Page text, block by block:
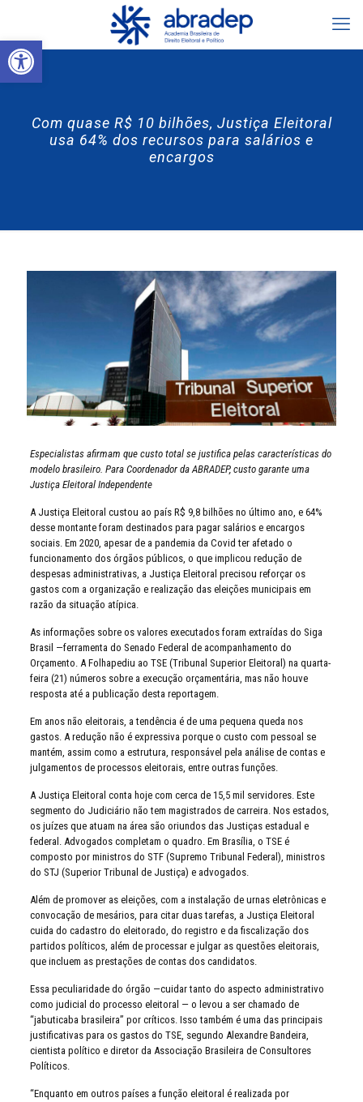
Abrir a barra de ferramentas
Com quase R$ 10 bilhões, Justiça Eleitoral
usa 64% dos recursos para salários e
encargos
Especialistas afirmam que custo total se justifica pelas características do
modelo brasileiro. Para Coordenador da ABRADEP, custo garante uma
Justiça Eleitoral Independente
A Justiça Eleitoral custou ao país R$ 9,8 bilhões no último ano, e 64%
desse montante foram destinados para pagar salários e encargos
sociais. Em 2020, apesar de a pandemia da Covid ter afetado o
funcionamento dos órgãos públicos, o que implicou redução de
despesas administrativas, a Justiça Eleitoral precisou reforçar os
gastos com a organização e realização das eleições municipais em
razão da situação atípica.
As informações sobre os valores executados foram extraídas do Siga
Brasil —ferramenta do Senado Federal de acompanhamento do
Orçamento. A Folhapediu ao TSE (Tribunal Superior Eleitoral) na quarta-
feira (21) números sobre a execução orçamentária, mas não houve
resposta até a publicação desta reportagem.
Em anos não eleitorais, a tendência é de uma pequena queda nos
gastos. A redução não é expressiva porque o custo com pessoal se
mantém, assim como a estrutura, responsável pela análise de contas e
julgamentos de processos eleitorais, entre outras funções.
A Justiça Eleitoral conta hoje com cerca de 15,5 mil servidores. Este
segmento do Judiciário não tem magistrados de carreira. Nos estados,
os juízes que atuam na área são oriundos das Justiças estadual e
federal. Advogados completam o quadro. Em Brasília, o TSE é
composto por ministros do STF (Supremo Tribunal Federal), ministros
do STJ (Superior Tribunal de Justiça) e advogados.
Além de promover as eleições, com a instalação de urnas eletrônicas e
convocação de mesários, para citar duas tarefas, a Justiça Eleitoral
cuida do cadastro do eleitorado, do registro e da fiscalização dos
partidos políticos, além de processar e julgar as questões eleitorais,
que incluem as prestações de contas dos candidatos.
Essa peculiaridade do órgão —cuidar tanto do aspecto administrativo
como judicial do processo eleitoral — o levou a ser chamado de
“jabuticaba brasileira” por críticos. Isso também é uma das principais
justificativas para os gastos do TSE, segundo Alexandre Bandeira,
cientista político e diretor da Associação Brasileira de Consultores
Políticos.
“Enquanto em outros países a função eleitoral é realizada por